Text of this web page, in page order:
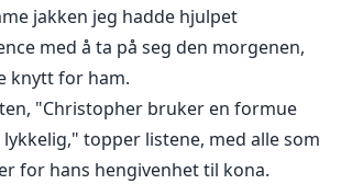
fra meg på tre dager og netter.
og et must-read. Tittelen
skilsmisse, vanskelig gjenforening".
ved å søke etter den i søkefeltet.)
jakken jeg hadde hjulpet
med å ta på seg den morgenen,
knytt for ham.
"Christopher bruker en formue
topper listene, med alle som
for hans hengivenhet til kona.